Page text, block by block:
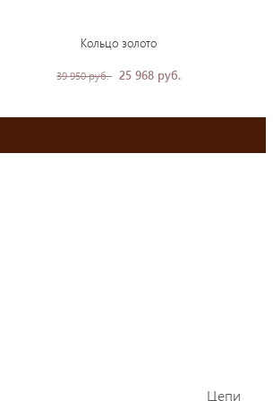
Кольцо золото
39 950 руб. 25 968 руб.
Цепи